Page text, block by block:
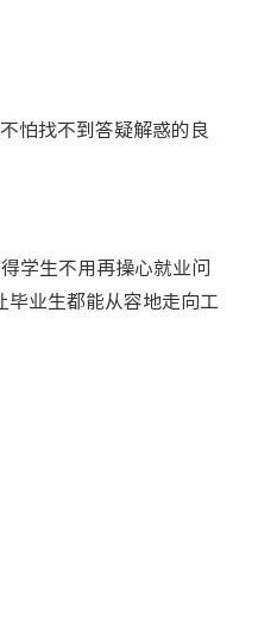
怕找不到答疑解惑的良
学生不用再操心就业问
毕业生都能从容地走向工